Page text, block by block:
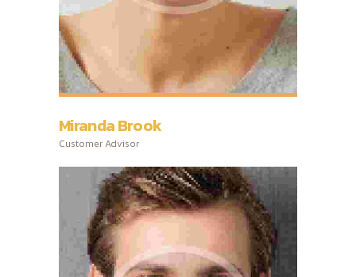
Miranda Brook
Customer Advisor